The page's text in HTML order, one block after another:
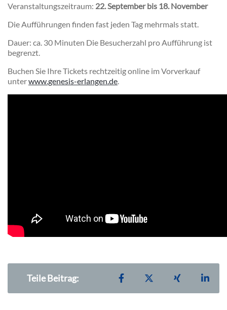
Veranstaltungszeitraum: 22. September bis 18. November
Die Aufführungen finden fast jeden Tag mehrmals statt.
Dauer: ca. 30 Minuten Die Besucherzahl pro Aufführung ist
begrenzt.
Buchen Sie Ihre Tickets rechtzeitig online im Vorverkauf
unterwww.genesis-erlangen.de.
Teile Beitrag: Teilen auf Facebook
Teilen auf XTeilen auf